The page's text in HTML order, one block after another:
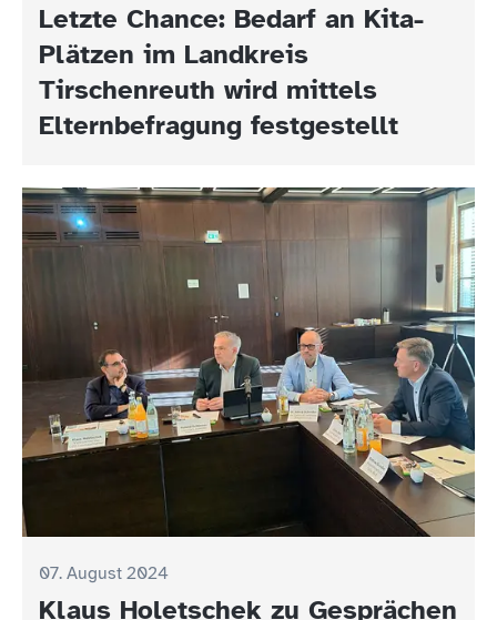
Letzte Chance: Bedarf an Kita-
Plätzen im Landkreis
Tirschenreuth wird mittels
Elternbefragung festgestellt
07. August 2024
Klaus Holetschek zu Gesprächen